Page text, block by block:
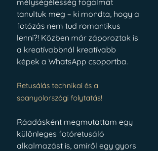
tanultuk meg – ki mondta, hogy a
fotózás nem tud romantikus
lenni?! Közben már záporoztak is
a kreatívabbnál kreatívabb
képek a WhatsApp csoportba.
Retusálás technikai és a
spanyolországi folytatás!
Ráadásként megmutattam egy
különleges fotóretusáló
alkalmazást is, amiről egy gyors